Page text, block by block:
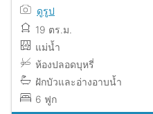
ดูรูป
19 ตร.ม.
แม่น้ำ
ห้องปลอดบุหรี่
ฝักบัวและอ่างอาบน้ำ
6 ฟูก